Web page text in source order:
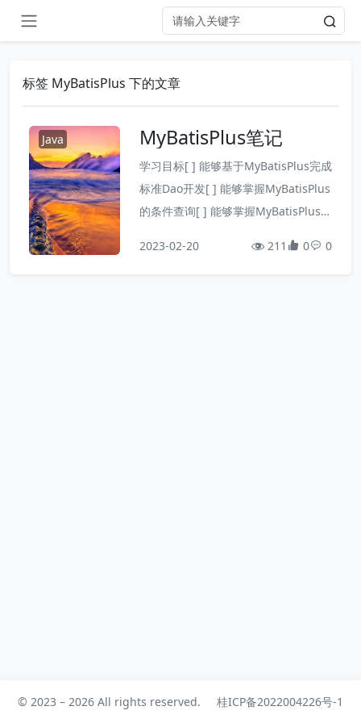
标签 MyBatisPlus 下的文章
Java MyBatisPlus笔记
学习目标[ ] 能够基于MyBatisPlus完成
标准Dao开发[ ] 能够掌握MyBatisPlus
的条件查询[ ] 能够掌握MyBatisPlus的
成策略控制[ ] 能够理解代码生成器的
2023-02-20 211 0 0
© 2023 – 2026 All rights reserved. 桂ICP备2022004226号-1